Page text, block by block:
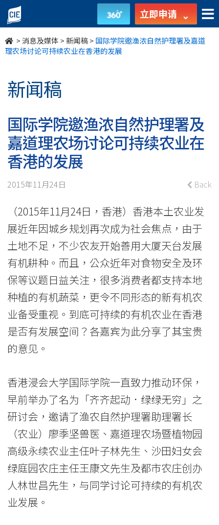
国
际
学
邀
渔
浓
自
然
理
署
及
嘉
道
理
农
讨
论
可
持
续
农
立即申请
>消息及媒体 >新闻稿> 国际学院邀渔浓自然护理署及嘉道
理农场讨论可持续农业在香港的发展
新闻稿
国际学院邀渔浓自然护理署及
嘉道理农场讨论可持续农业在
香港的发展
2015年11月24日 Back
（2015年11月24日，香港）香港本土农业发
展近年因城乡规划再次成为社会焦点，由于
土地不足，不少农友开始善用大厦天台发展
有机耕种。而且，公众近年对食物安全及环
保等议题日益关注，很多消费者都支持本地
种植的有机蔬菜，更令不同形态的新有机农
业备受重视。到底可持续的有机农业在香港
是否有发展空间？各嘉宾为此分享了其宝贵
的意见。
香港浸会大学国际学院一直致力推动环保，
早前举办了名为「齐齐起动．绿绿无穷」之
研讨会，邀请了渔农自然护理署助理署长
（农业）廖季坚兽医、嘉道理农场暨植物园
高级永续农业主任叶子林先生、沙田妇女会
绿庭园农庄主任王康文先生及都市农庄创办
人林世昌先生，与同学讨论可持续的有机农
业发展。